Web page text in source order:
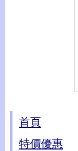
首頁
特價優惠